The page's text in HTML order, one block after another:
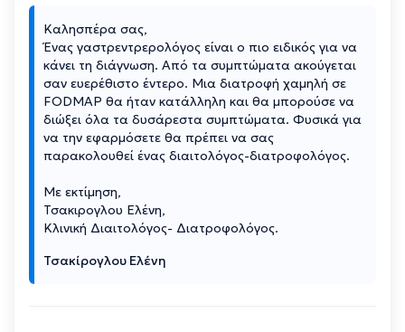
Καλησπέρα σας,
Ένας γαστρεντρερολόγος είναι ο πιο ειδικός για να
κάνει τη διάγνωση. Από τα συμπτώματα ακούγεται
σαν ευερέθιστο έντερο. Μια διατροφή χαμηλή σε
FODMAP θα ήταν κατάλληλη και θα μπορούσε να
διώξει όλα τα δυσάρεστα συμπτώματα. Φυσικά για
να την εφαρμόσετε θα πρέπει να σας
παρακολουθεί ένας διαιτολόγος-διατροφολόγος.
Με εκτίμηση,
Τσακιρογλου Ελένη,
Κλινική Διαιτολόγος- Διατροφολόγος.
Τσακίρογλου Ελένη